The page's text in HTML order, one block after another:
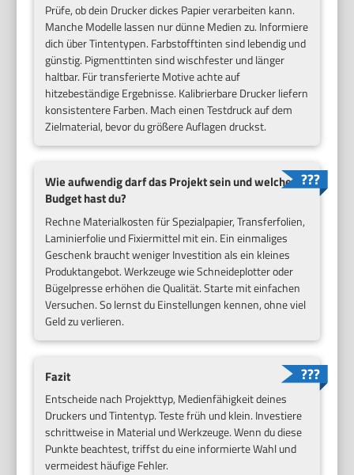
Prüfe, ob dein Drucker dickes Papier verarbeiten kann.
Manche Modelle lassen nur dünne Medien zu. Informiere
dich über Tintentypen. Farbstofftinten sind lebendig und
günstig. Pigmenttinten sind wischfester und länger
haltbar. Für transferierte Motive achte auf
hitzebeständige Ergebnisse. Kalibrierbare Drucker liefern
konsistentere Farben. Mach einen Testdruck auf dem
Zielmaterial, bevor du größere Auflagen druckst.
Wie aufwendig darf das Projekt sein und welches
Budget hast du?
Rechne Materialkosten für Spezialpapier, Transferfolien,
Laminierfolie und Fixiermittel mit ein. Ein einmaliges
Geschenk braucht weniger Investition als ein kleines
Produktangebot. Werkzeuge wie Schneideplotter oder
Bügelpresse erhöhen die Qualität. Starte mit einfachen
Versuchen. So lernst du Einstellungen kennen, ohne viel
Geld zu verlieren.
Fazit
Entscheide nach Projekttyp, Medienfähigkeit deines
Druckers und Tintentyp. Teste früh und klein. Investiere
schrittweise in Material und Werkzeuge. Wenn du diese
Punkte beachtest, triffst du eine informierte Wahl und
vermeidest häufige Fehler.